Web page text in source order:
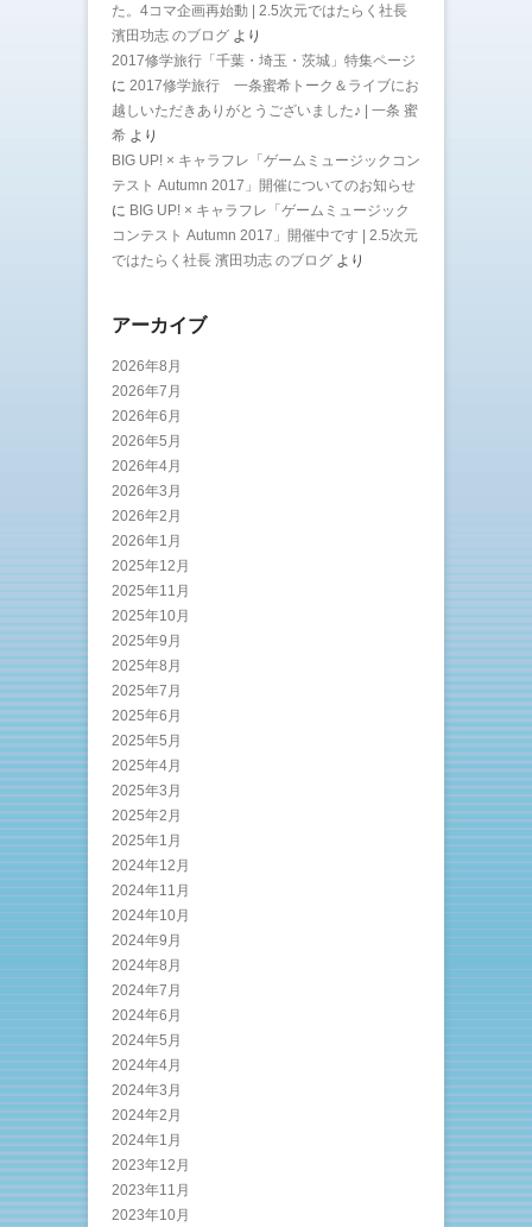
た。4コマ企画再始動 | 2.5次元ではたらく社長
濱田功志 のブログ より
2017修学旅行「千葉・埼玉・茨城」特集ページ
に 2017修学旅行 一条蜜希トーク＆ライブにお
越しいただきありがとうございました♪ | 一条 蜜
希 より
BIG UP! × キャラフレ「ゲームミュージックコン
テスト Autumn 2017」開催についてのお知らせ
に BIG UP! × キャラフレ「ゲームミュージック
コンテスト Autumn 2017」開催中です | 2.5次元
ではたらく社長 濱田功志 のブログ より
アーカイブ
2026年8月
2026年7月
2026年6月
2026年5月
2026年4月
2026年3月
2026年2月
2026年1月
2025年12月
2025年11月
2025年10月
2025年9月
2025年8月
2025年7月
2025年6月
2025年5月
2025年4月
2025年3月
2025年2月
2025年1月
2024年12月
2024年11月
2024年10月
2024年9月
2024年8月
2024年7月
2024年6月
2024年5月
2024年4月
2024年3月
2024年2月
2024年1月
2023年12月
2023年11月
2023年10月